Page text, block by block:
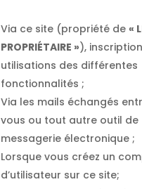
Via ce site (propriété de «
PROPRIÉTAIRE »),
utilisations des différentes
fonctionnalités ;
Via les mails échangés
vous ou tout autre outil de
messagerie électronique ;
Lorsque vous créez un
d’utilisateur sur ce site;